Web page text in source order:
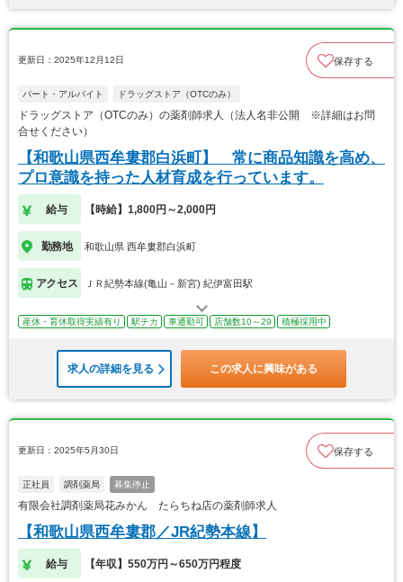
更新日：2025年12月12日 保存する
パート・アルバイト ドラッグストア（OTCのみ）
ドラッグストア（OTCのみ）の薬剤師求人（法人名非公開 ※詳細はお問
合せください）
【和歌山県西牟婁郡白浜町】 常に商品知識を高め、
プロ意識を持った人材育成を行っています。
給与 【時給】1,800円～2,000円
勤務地 和歌山県 西牟婁郡白浜町
アクセス ＪＲ紀勢本線(亀山－新宮) 紀伊富田駅
産休・育休取得実績有り 駅チカ 車通勤可 店舗数10～29 積極採用中
求人の詳細を見る この求人に興味がある
更新日：2025年5月30日 保存する
正社員 調剤薬局 募集停止
有限会社調剤薬局花みかん たらちね店の薬剤師求人
【和歌山県西牟婁郡／JR紀勢本線】
給与 【年収】550万円～650万円程度